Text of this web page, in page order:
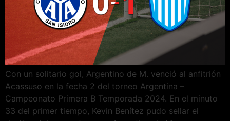
Con un solitario gol, Argentino de M. venció al anfitrión
Acassuso en la fecha 2 del torneo Argentina –
Campeonato Primera B Temporada 2024. En el minuto
33 del primer tiempo, Kevin Benítez pudo sellar el